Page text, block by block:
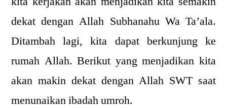
dekat dengan Allah Subhanahu Wa Ta’ala.
Ditambah lagi, kita dapat berkunjung ke
rumah Allah. Berikut yang menjadikan kita
akan makin dekat dengan Allah SWT saat
menunaikan ibadah umroh.